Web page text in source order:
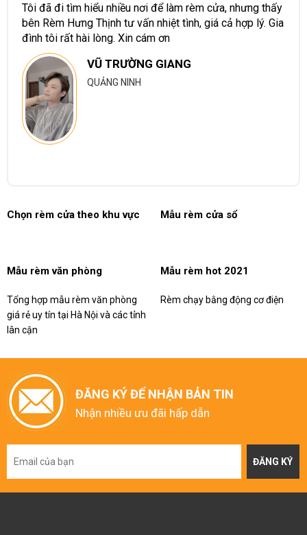
Tôi đã đi tìm hiểu nhiều nơi để làm rèm cửa, nhưng thấy
bên Rèm Hưng Thịnh tư vấn nhiệt tình, giá cả hợp lý. Gia
đình tôi rất hài lòng. Xin cám ơn
VŨ TRƯỜNG GIANG
QUẢNG NINH
Chọn rèm cửa theo khu vực Mẫu rèm cửa sổ
Mẫu rèm văn phòng
Tổng hợp mẫu rèm văn phòng
giá rẻ uy tín tại Hà Nội và các tỉnh
lân cận
Mẫu rèm hot 2021
Rèm chạy bằng động cơ điện
ĐĂNG KÝ ĐỂ NHẬN BẢN TIN
Nhận nhiều ưu đãi hấp dẫn
ĐĂNG KÝ